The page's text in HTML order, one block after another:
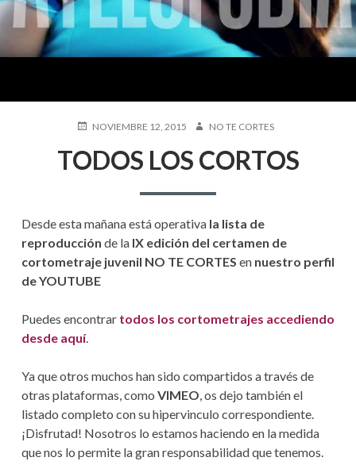
D
E
A
L
N
V
E
G
P
B
L
D
O
N
NOVIEMBRE 12, 2015
A
T
O
NO TE CORTES
TODOS LOS CORTOS
Desde esta mañana está operativa la lista de
reproducción de la IX edición del certamen de
cortometraje juvenil NO TE CORTES ennuestro perfil
de YOUTUBE
Puedes encontrar todos los cortometrajes accediendo
desde aquí.
Ya que otros muchos han sido compartidos a través de
otras plataformas, como VIMEO, os dejo también el
listado completo con su hipervinculo correspondiente.
¡Disfrutad! Nosotros lo estamos haciendo en la medida
que nos lo permite la gran responsabilidad que tenemos.